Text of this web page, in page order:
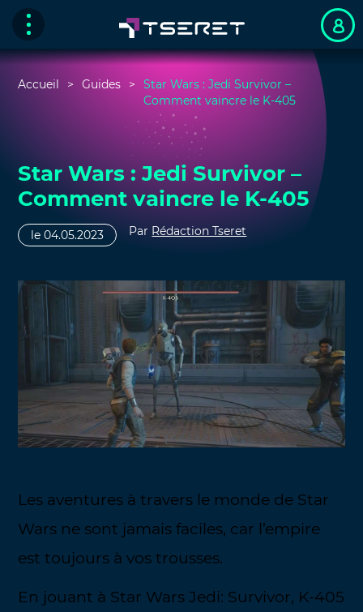
Accueil Guides
Star Wars : Jedi Survivor –
Comment vaincre le K-405
Star Wars : Jedi Survivor –
Comment vaincre le K-405
le 04.05.2023 Par Rédaction Tseret
Les aventures à travers le monde de Star
Wars ne sont jamais faciles, car l’empire
est toujours à vos trousses.
En jouant à Star Wars Jedi: Survivor, K-405